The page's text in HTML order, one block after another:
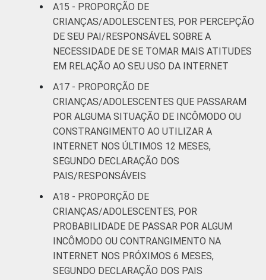
A15 - PROPORÇÃO DE
CRIANÇAS/ADOLESCENTES, POR PERCEPÇÃO
DE SEU PAI/RESPONSÁVEL SOBRE A
NECESSIDADE DE SE TOMAR MAIS ATITUDES
EM RELAÇÃO AO SEU USO DA INTERNET
A17 - PROPORÇÃO DE
CRIANÇAS/ADOLESCENTES QUE PASSARAM
POR ALGUMA SITUAÇÃO DE INCÔMODO OU
CONSTRANGIMENTO AO UTILIZAR A
INTERNET NOS ÚLTIMOS 12 MESES,
SEGUNDO DECLARAÇÃO DOS
PAIS/RESPONSÁVEIS
A18 - PROPORÇÃO DE
CRIANÇAS/ADOLESCENTES, POR
PROBABILIDADE DE PASSAR POR ALGUM
INCÔMODO OU CONTRANGIMENTO NA
INTERNET NOS PRÓXIMOS 6 MESES,
SEGUNDO DECLARAÇÃO DOS PAIS